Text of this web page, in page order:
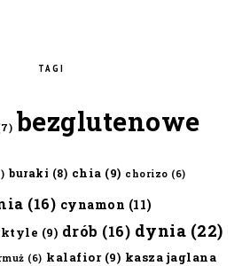
TAGI
bezglutenowe
buraki (8) chia (9) chorizo (6)
(16) cynamon (11)
(9) drób (16) dynia (22)
(6) kalafior(9) kasza jaglana